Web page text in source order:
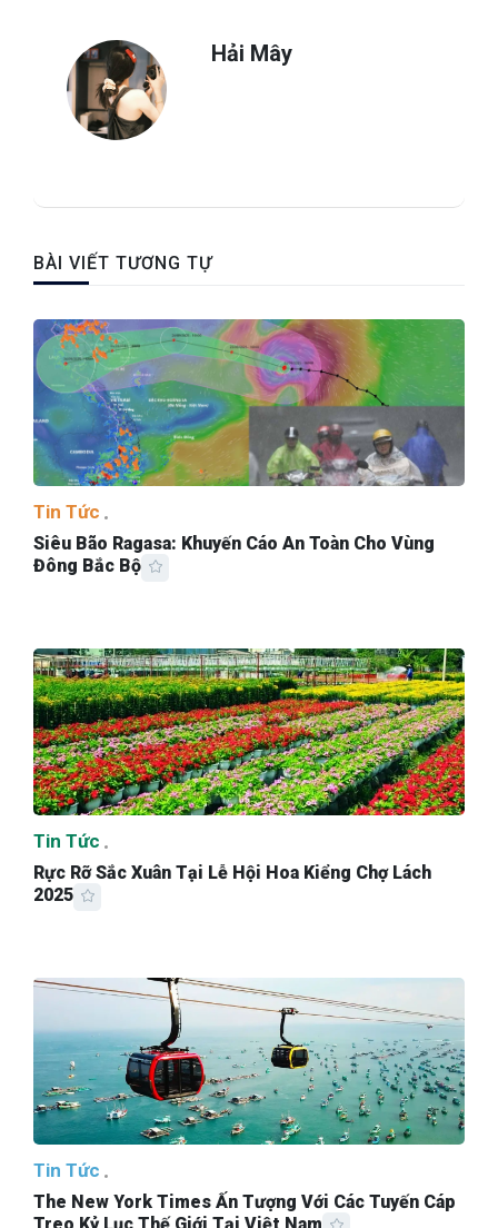
Hải Mây
BÀI VIẾT TƯƠNG TỰ
Tin Tức
Siêu Bão Ragasa: Khuyến Cáo An Toàn Cho Vùng
Đông Bắc Bộ
Tin Tức
Rực Rỡ Sắc Xuân Tại Lễ Hội Hoa Kiểng Chợ Lách
2025
Tin Tức
The New York Times Ấn Tượng Với Các Tuyến Cáp